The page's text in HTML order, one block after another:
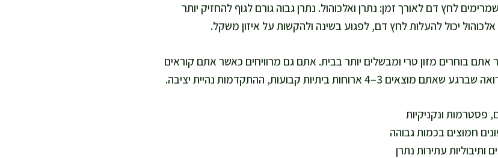
לחץ דם לאורך זמן: נתרן ואלכוהול. נתרן גבוה גורם לגוף להחזיק יותר
יכול להעלות לחץ דם, לפגוע בשינה ולהקשות על איזון משקל.
בוחרים מזון טרי ומבשלים יותר בבית. אתם גם מרוויחים כאשר אתם קוראים
ארוחות ביתיות קבועות, ההתקדמות נהיית יציבה.
פסטרמות ונקניקיות
חמוצים בכמות גבוהה
עתירות נתרן